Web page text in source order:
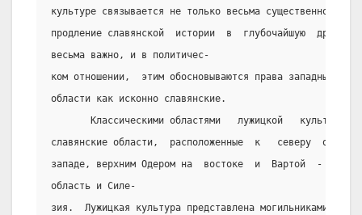
культуре связывается не только весьма существенное
продление славянской  истории  в  глубочайшую
весьма важно, и в политичес-
ком отношении,  этим обосновываются права западных
области как исконно славянские.
Классическими областями   лужицкой   культуры
славянские области,  расположенные  к   северу  от
западе, верхним Одером на  востоке  и  Вартой  -  на
область и Силе-
зия.  Лужицкая культура представлена могильниками и